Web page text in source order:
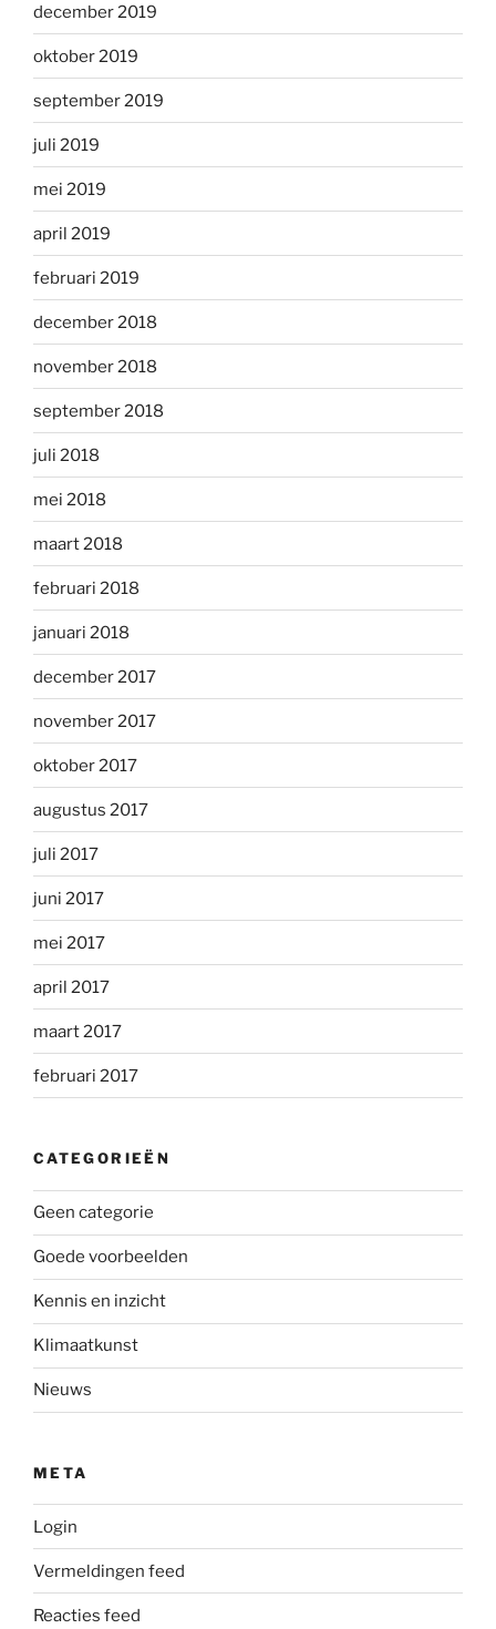
december 2019
oktober 2019
september 2019
juli 2019
mei 2019
april 2019
februari 2019
december 2018
november 2018
september 2018
juli 2018
mei 2018
maart 2018
februari 2018
januari 2018
december 2017
november 2017
oktober 2017
augustus 2017
juli 2017
juni 2017
mei 2017
april 2017
maart 2017
februari 2017
CATEGORIEËN
Geen categorie
Goede voorbeelden
Kennis en inzicht
Klimaatkunst
Nieuws
META
Login
Vermeldingen feed
Reacties feed